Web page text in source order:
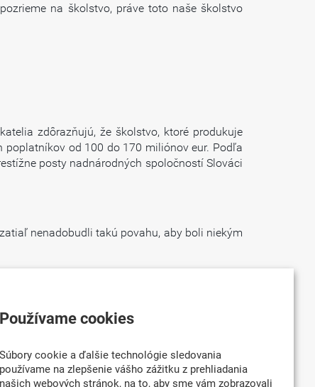
na školstvo, práve toto naše školstvo
zdôrazňujú, že školstvo, ktoré produkuje
od 100 do 170 miliónov eur. Podľa
posty nadnárodných spoločností Slováci
nenadobudli takú povahu, aby boli niekým
tak, aby sme nemuseli čakať celé leto.
vznik tejto skupiny v najbližších
Používame cookies
Súbory cookie a ďalšie technológie sledovania
používame na zlepšenie vášho zážitku z prehliadania
našich webových stránok, na to, aby sme vám zobrazovali